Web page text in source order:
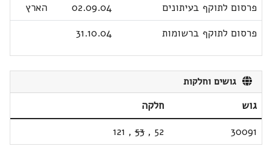
פרסום לתוקף בעיתונים
02.09.04
הארץ
פרסום לתוקף ברשומות
31.10.04
גושים וחלקות
גוש
חלקה
30091
52
,
53
,
121